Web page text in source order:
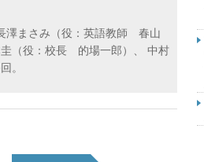
澤まさみ（役：英語教師 春山
（役：校長 的場一郎）、 中村
。